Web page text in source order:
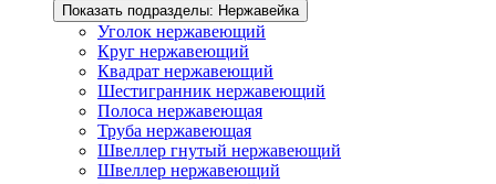
Показать подразделы: Нержавейка
Уголок нержавеющий
Круг нержавеющий
Квадрат нержавеющий
Шестигранник нержавеющий
Полоса нержавеющая
Труба нержавеющая
Швеллер гнутый нержавеющий
Швеллер нержавеющий